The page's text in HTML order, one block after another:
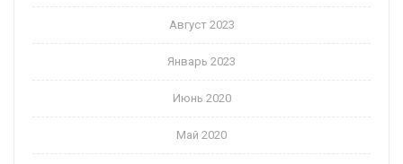
Август 2023
Январь 2023
Июнь 2020
Май 2020